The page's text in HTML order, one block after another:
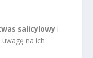
salicylowy i
na ich